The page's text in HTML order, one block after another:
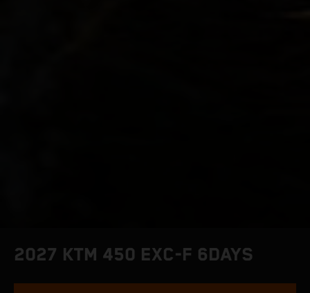
2027 KTM 450 EXC-F 6DAYS